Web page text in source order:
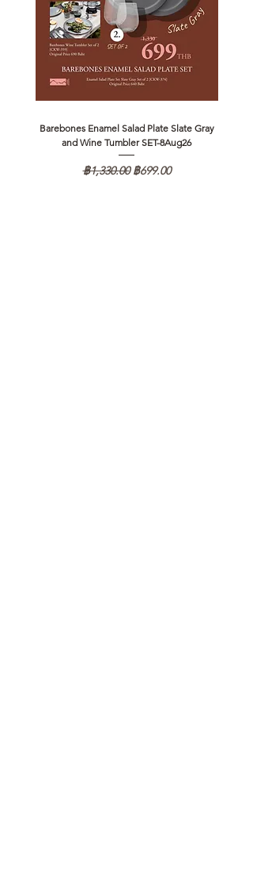
Barebones Enamel Salad Plate Slate Gray
and Wine Tumbler SET-8Aug26
ราคาปกติ
฿1,330.00 ราคาขายลด
฿699.00